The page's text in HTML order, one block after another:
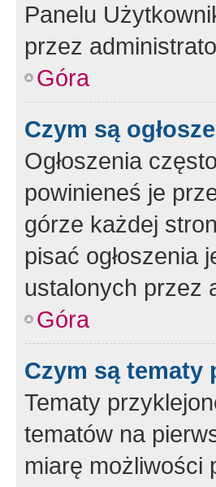
Panelu
przez
Góra
Czym są
Ogłoszenia
powinieneś je
górze każdej
pisać ogłoszenia
ustalonych przez
Góra
Czym są tematy
Tematy
tematów na
miarę możliwości